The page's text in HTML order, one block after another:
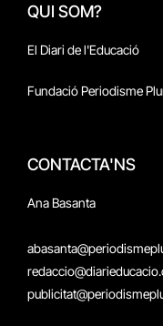
QUI SOM?
El Diari de l'Educació
Fundació Periodisme
CONTACTA'NS
Ana Basanta